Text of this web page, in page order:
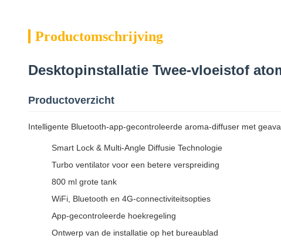
Productomschrijving
Desktopinstallatie Twee-vloeistof
Productoverzicht
Intelligente Bluetooth-app-gecontroleerde aroma-diffuser met
Smart Lock & Multi-Angle Diffusie Technologie
Turbo ventilator voor een betere verspreiding
800 ml grote tank
WiFi, Bluetooth en 4G-connectiviteitsopties
App-gecontroleerde hoekregeling
Ontwerp van de installatie op het bureaublad